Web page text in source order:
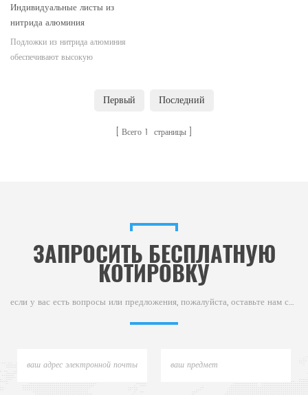
Индивидуальные листы из
нитрида алюминия
Подложки из нитрида алюминия
обеспечивают высокую
применений. Доступны различные
различных запросов обработки.
Первый Последний
Всего 1 страницы
ЗАПРОСИТЬ БЕСПЛАТНУЮ
КОТИРОВКУ
если у вас есть вопросы или предложения, пожалуйста, оставьте нам сообщение,